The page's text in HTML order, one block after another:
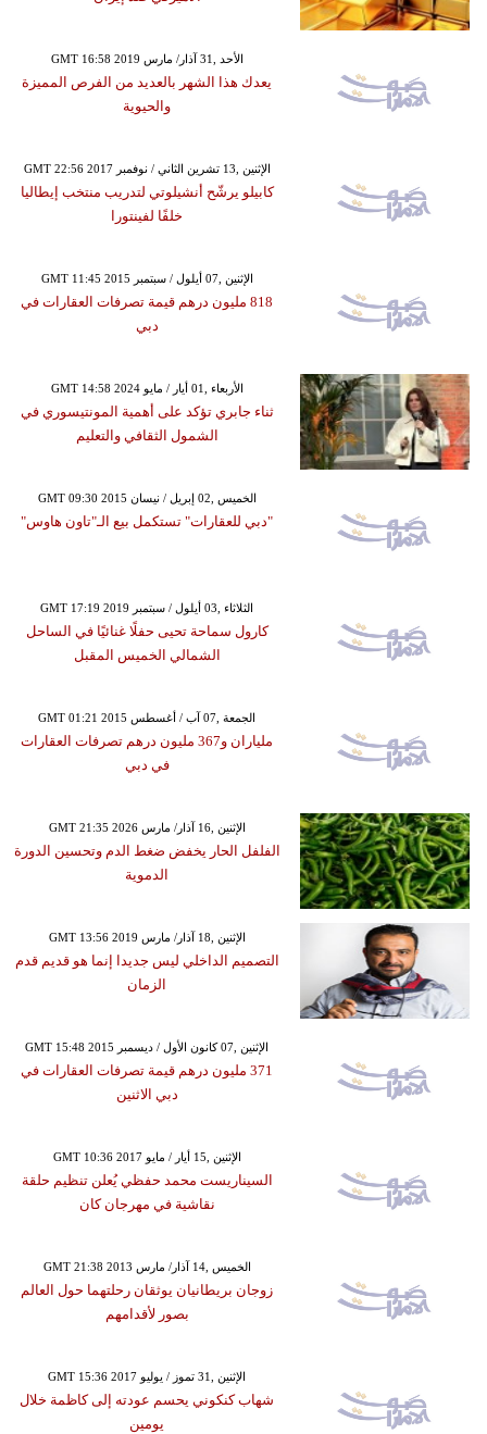
GMT 16:58 2019 الأحد ,31 آذار/ مارس
يعدك هذا الشهر بالعديد من الفرص المميزة
والحيوية
GMT 22:56 2017 الإثنين ,13 تشرين الثاني / نوفمبر
كابيلو يرشّح أنشيلوتي لتدريب منتخب إيطاليا
خلفًا لفينتورا
GMT 11:45 2015 الإثنين ,07 أيلول / سبتمبر
818 مليون درهم قيمة تصرفات العقارات في
دبي
GMT 14:58 2024 الأربعاء ,01 أيار / مايو
ثناء جابري تؤكد على أهمية المونتيسوري في
الشمول الثقافي والتعليم
GMT 09:30 2015 الخميس ,02 إبريل / نيسان
"دبي للعقارات" تستكمل بيع الـ"تاون هاوس"
GMT 17:19 2019 الثلاثاء ,03 أيلول / سبتمبر
كارول سماحة تحيى حفلًا غنائيًا في الساحل
الشمالي الخميس المقبل
GMT 01:21 2015 الجمعة ,07 آب / أغسطس
ملياران و367 مليون درهم تصرفات العقارات
في دبي
GMT 21:35 2026 الإثنين ,16 آذار/ مارس
الفلفل الحار يخفض ضغط الدم وتحسين الدورة
الدموية
GMT 13:56 2019 الإثنين ,18 آذار/ مارس
التصميم الداخلي ليس جديدا إنما هو قديم قدم
الزمان
GMT 15:48 2015 الإثنين ,07 كانون الأول / ديسمبر
371 مليون درهم قيمة تصرفات العقارات في
دبي الاثنين
GMT 10:36 2017 الإثنين ,15 أيار / مايو
السيناريست محمد حفظي يُعلن تنظيم حلقة
نقاشية في مهرجان كان
GMT 21:38 2013 الخميس ,14 آذار/ مارس
زوجان بريطانيان يوثقان رحلتهما حول العالم
بصور لأقدامهم
GMT 15:36 2017 الإثنين ,31 تموز / يوليو
شهاب كنكوني يحسم عودته إلى كاظمة خلال
يومين